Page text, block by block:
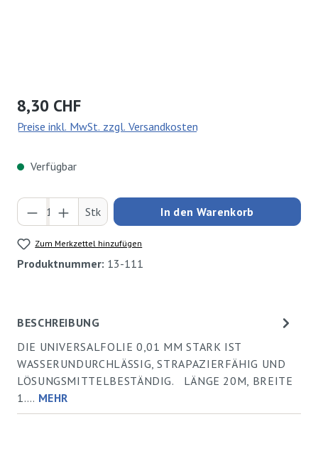
Regulärer Preis:
8,30 CHF
Preise inkl. MwSt. zzgl. Versandkosten
Verfügbar
Produkt Anzahl: Gib den gewünschten Wert
Stk In den Warenkorb
Zum Merkzettel hinzufügen
Produktnummer: 13-111
BESCHREIBUNG
DIE UNIVERSALFOLIE 0,01 MM STARK IST
WASSERUNDURCHLÄSSIG, STRAPAZIERFÄHIG UND
LÖSUNGSMITTELBESTÄNDIG. LÄNGE 20M, BREITE
1.… MEHR